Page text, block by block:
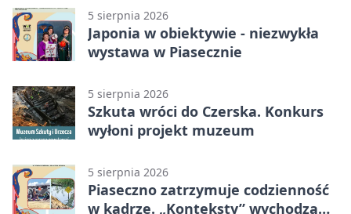
5 sierpnia 2026
Japonia w obiektywie - niezwykła
wystawa w Piasecznie
5 sierpnia 2026
Szkuta wróci do Czerska. Konkurs
wyłoni projekt muzeum
5 sierpnia 2026
Piaseczno zatrzymuje codzienność
w kadrze. „Konteksty” wychodzą